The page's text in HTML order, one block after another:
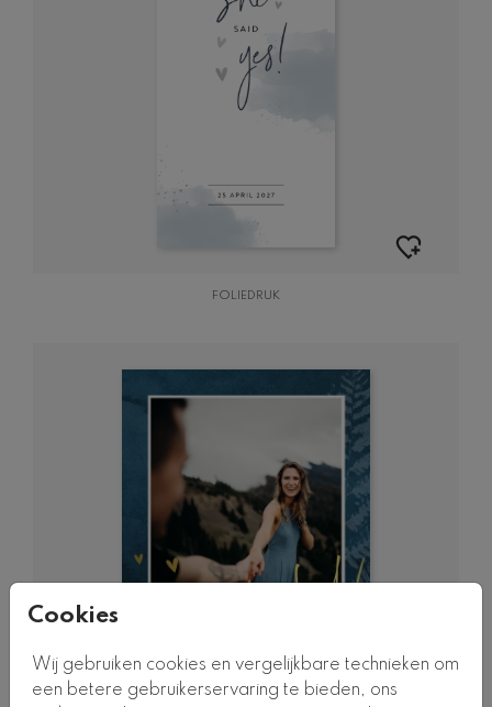
Cookies
Wij gebruiken cookies en vergelijkbare technieken om
een betere gebruikerservaring te bieden, ons
FOLIEDRUK